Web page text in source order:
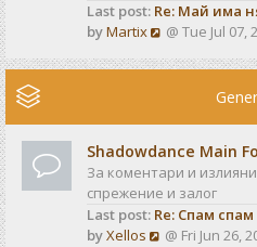
Last post: Re: Май има
byMartix
V
e
e
l
a
t
e
@ Tue Jul 07,
Shadowdance Main
За коментари и
спрежение и залог
Last post: Re: Спам
byXellos
V@ Fri Jun 26,